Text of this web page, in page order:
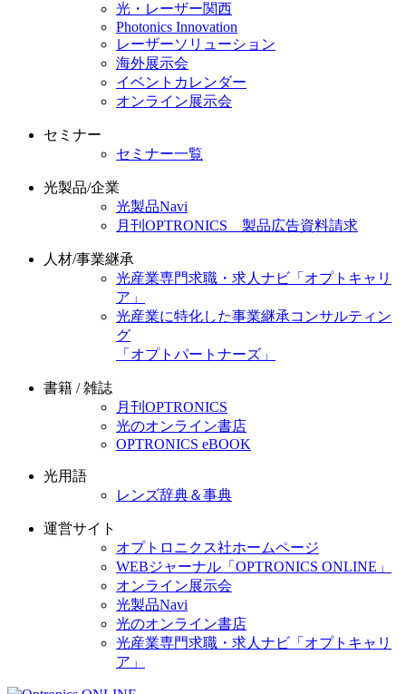
光・レーザー関西
Photonics Innovation
レーザーソリューション
海外展示会
イベントカレンダー
オンライン展示会
セミナー
セミナー一覧
光製品/企業
光製品Navi
月刊OPTRONICS 製品広告資料請求
人材/事業継承
光産業専門求職・求人ナビ「オプトキャリ
ア」
光産業に特化した事業継承コンサルティン
グ
「オプトパートナーズ」
書籍 / 雑誌
月刊OPTRONICS
光のオンライン書店
OPTRONICS eBOOK
光用語
レンズ辞典＆事典
運営サイト
オプトロニクス社ホームページ
WEBジャーナル「OPTRONICS ONLINE」
オンライン展示会
光製品Navi
光のオンライン書店
光産業専門求職・求人ナビ「オプトキャリ
ア」